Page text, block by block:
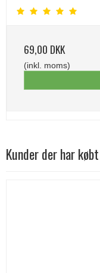
69,00 DKK
(inkl. moms)
Kunder der har